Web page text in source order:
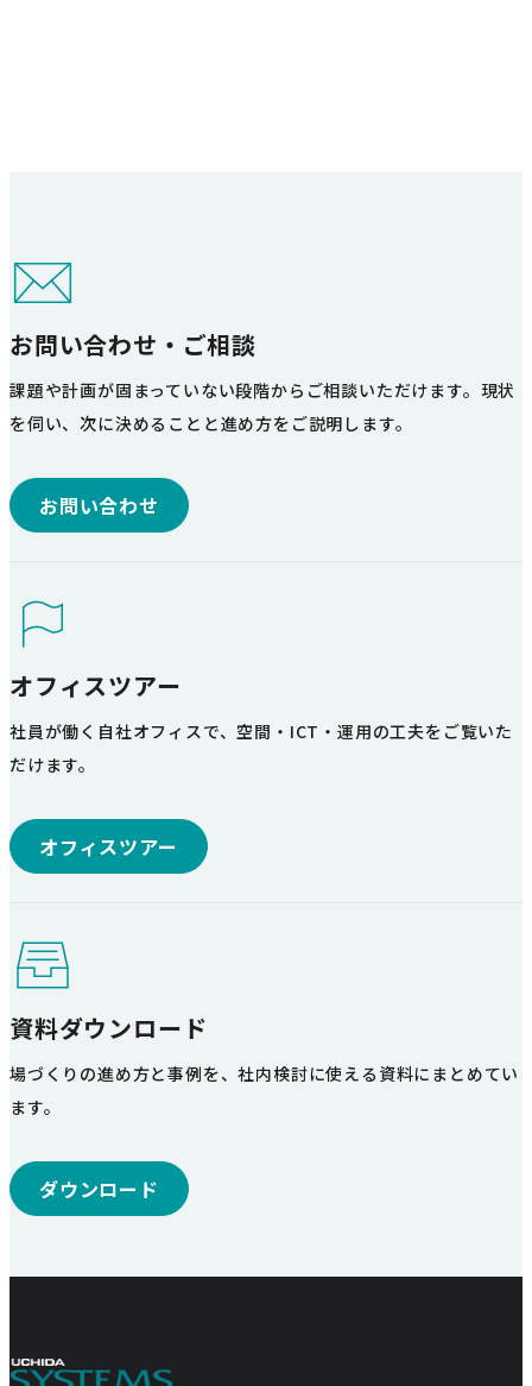
お問い合わせ・ご相談
課題や計画が固まっていない段階からご相談いただけます。現状
を伺い、次に決めることと進め方をご説明します。
お問い合わせ
オフィスツアー
社員が働く自社オフィスで、空間・ICT・運用の工夫をご覧いた
だけます。
オフィスツアー
資料ダウンロード
場づくりの進め方と事例を、社内検討に使える資料にまとめてい
ます。
ダウンロード